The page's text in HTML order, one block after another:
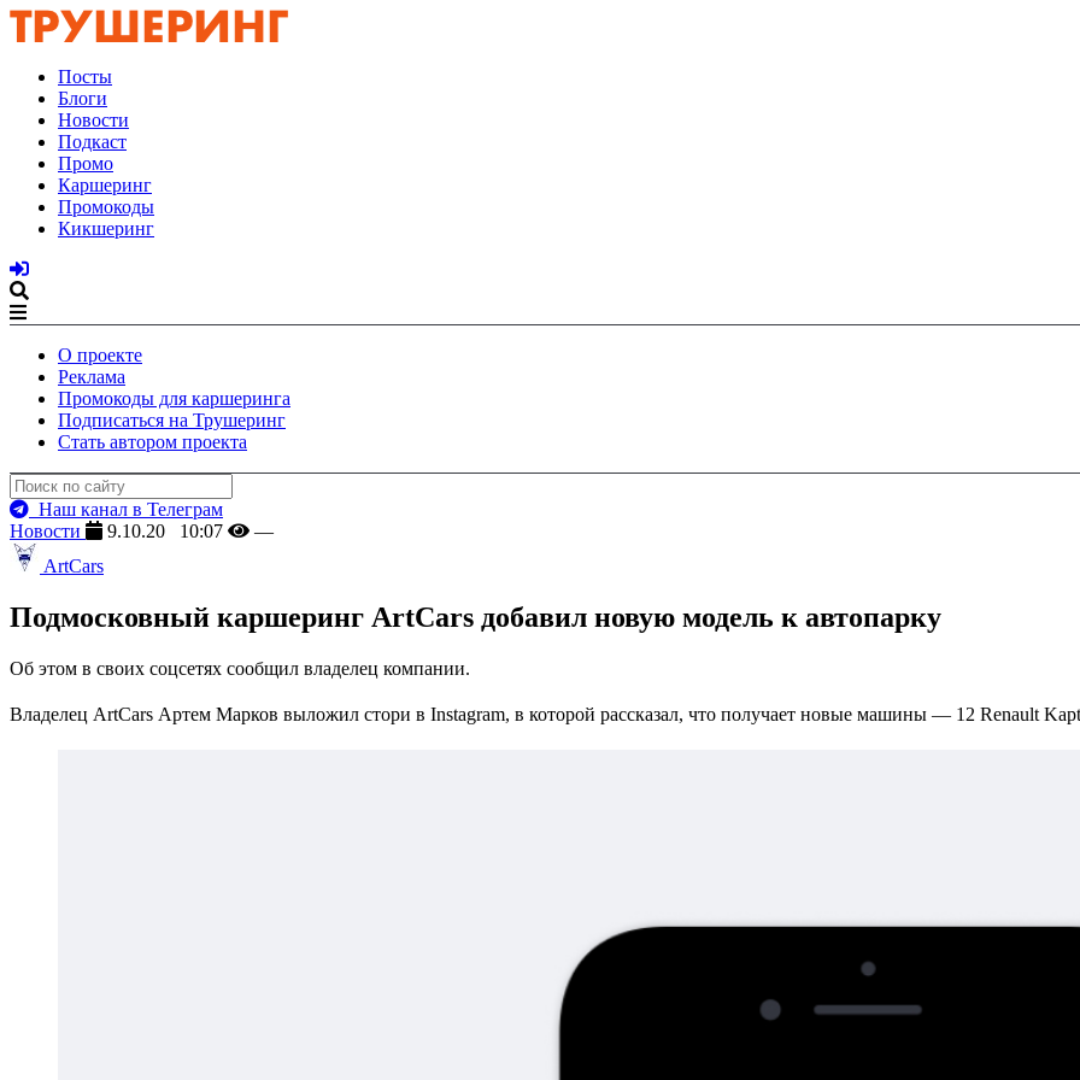
Посты
Блоги
Новости
Подкаст
Промо
Каршеринг
Промокоды
Кикшеринг
О проекте
Реклама
Промокоды для каршеринга
Подписаться на Трушеринг
Стать автором проекта
Наш канал в Телеграм
Новости
9.10.20 10:07
—
ArtCars
Подмосковный каршеринг ArtCars добавил новую модель к автопарку
Об этом в своих соцсетях сообщил владелец компании.
Владелец ArtCars Артем Марков выложил стори в Instagram, в которой рассказал, что получает новые машины — 12 Renault